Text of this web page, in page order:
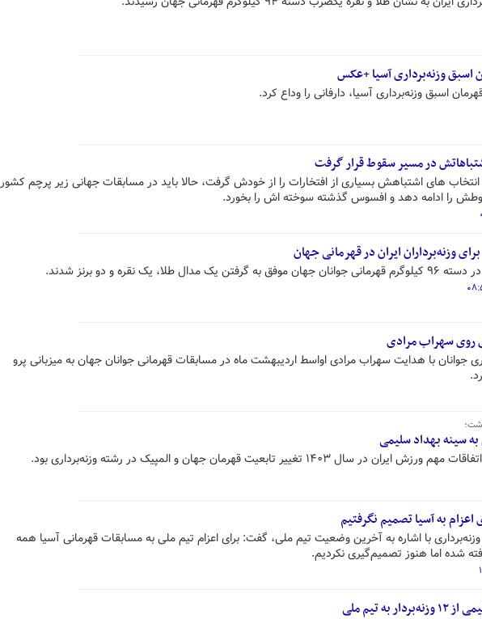
وزنه‌برداری آسیا +عکس
اسبق وزنه‌برداری آسیا، دارفانی را وداع کرد.
در مسیر سقوط قرار گرفت
انتخاب های اشتباهش بسیاری از افتخارات را از خودش گرفت، حالا باید در مسابقات جهانی زیر پرچم کشور
را ادامه دهد و افسوس گذشته سوخته اش را بخورد.
مدال طلا، یک نقره و دو برنز شدند.
روی سهراب مرادی
جوانان با هدایت سهراب مرادی اواسط اردیبهشت ماه در مسابقات قهرمانی جوانان جهان به میزبانی پرو
سینه بهداد سلیمی
در سال ۱۴۰۳ تغییر تابعیت قهرمان جهان و المپیک در رشته وزنه‌برداری بود.
اعزام به آسیا تصمیم نگرفتیم
با اشاره به آخرین وضعیت تیم ملی، گفت: برای اعزام تیم ملی به مسابقات قهرمانی آسیا همه
شده اما هنوز تصمیم‌گیری نکردیم.
به تیم ملی